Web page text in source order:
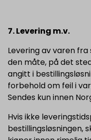
7. Levering m.v.
Levering av varen
den måte, på det
angitt i
forbehold om feil i
Sendes kun innen
Hvis ikke
bestillingsløsningen,